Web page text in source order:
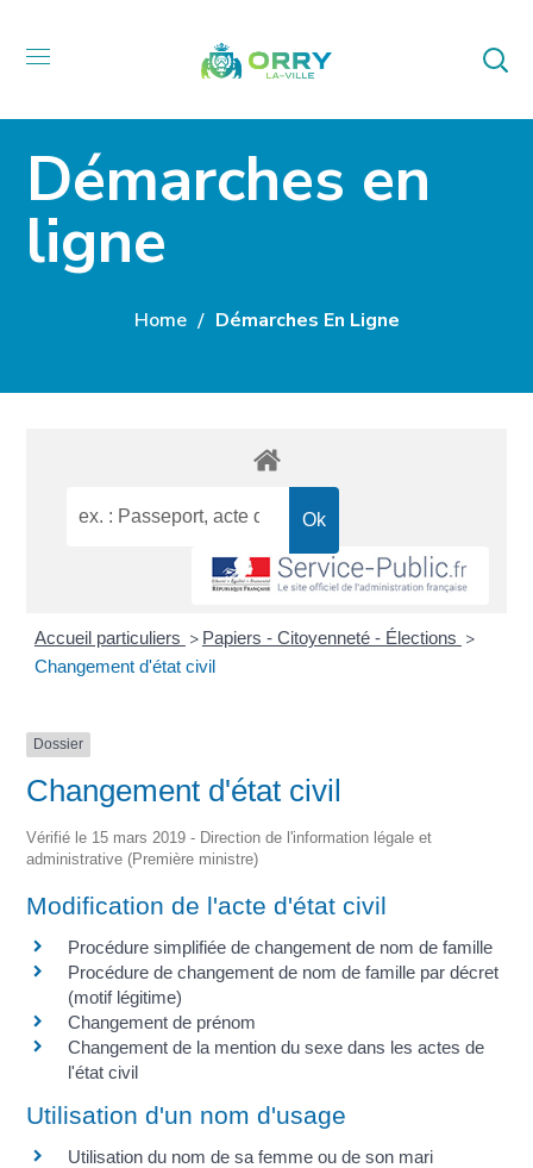
Démarches en
ligne
Home Démarches En Ligne
Accueil particuliers > Papiers - Citoyenneté - Élections >
Changement d'état civil
Dossier
Changement d'état civil
Vérifié le 15 mars 2019 - Direction de l'information légale et
administrative (Première ministre)
Modification de l'acte d'état civil
Procédure simplifiée de changement de nom de famille
Procédure de changement de nom de famille par décret
(motif légitime)
Changement de prénom
Changement de la mention du sexe dans les actes de
l'état civil
Utilisation d'un nom d'usage
Utilisation du nom de sa femme ou de son mari